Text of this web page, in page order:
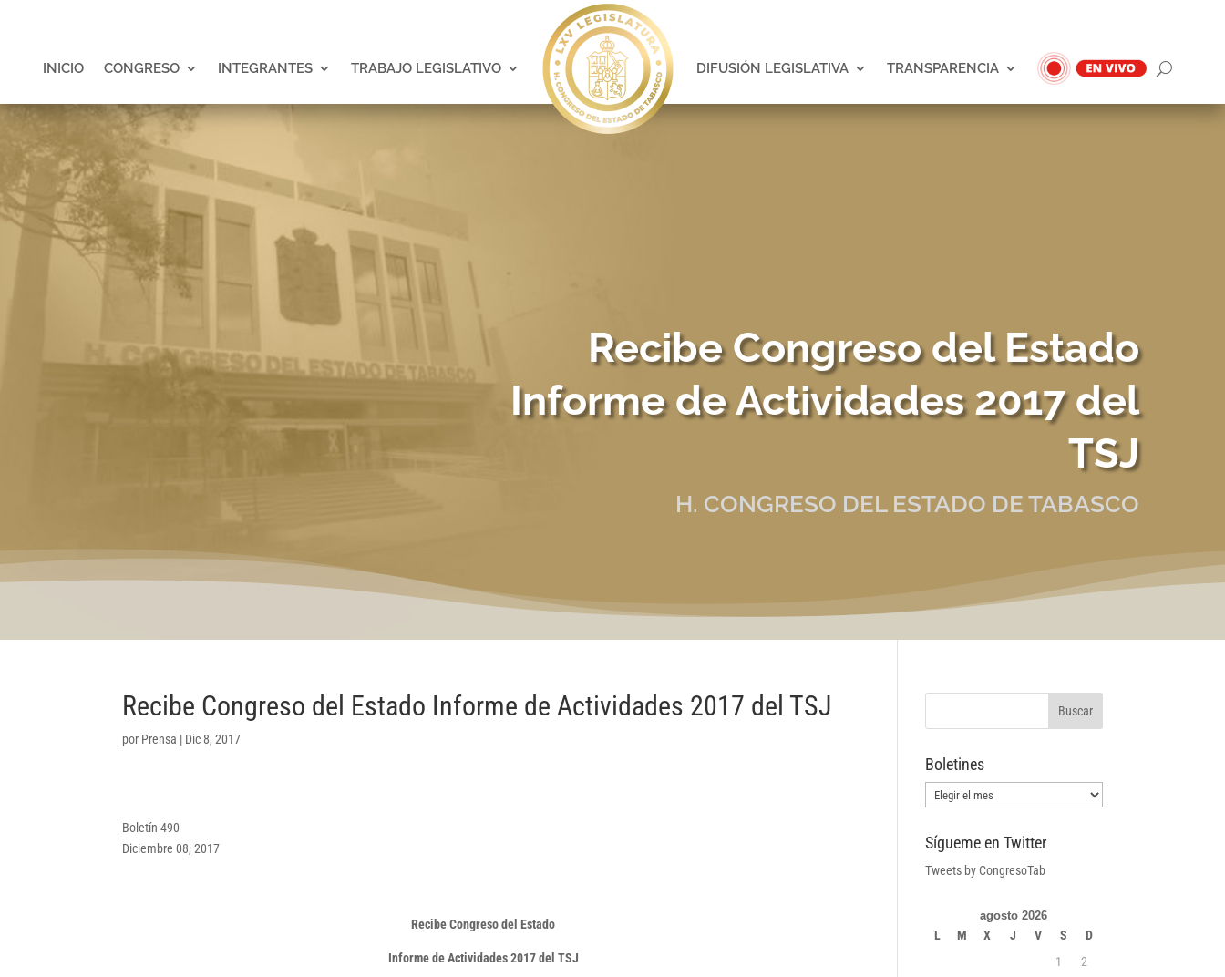
INICIO CONGRESO INTEGRANTES TRABAJO LEGISLATIVO DIFUSIÓN LEGISLATIVA TRANSPARENCIA
Recibe Congreso del Estado
Informe de Actividades 2017 del
TSJ
H. CONGRESO DEL ESTADO DE TABASCO
Recibe Congreso del Estado Informe de Actividades 2017 del TSJ
por Prensa | Dic 8, 2017
Boletín 490
Diciembre 08, 2017
Recibe Congreso del Estado
Informe de Actividades 2017 del TSJ
Boletines
Boletines
Sígueme en Twitter
Tweets by CongresoTab
agosto 2026
L M X J V S
D
1
2